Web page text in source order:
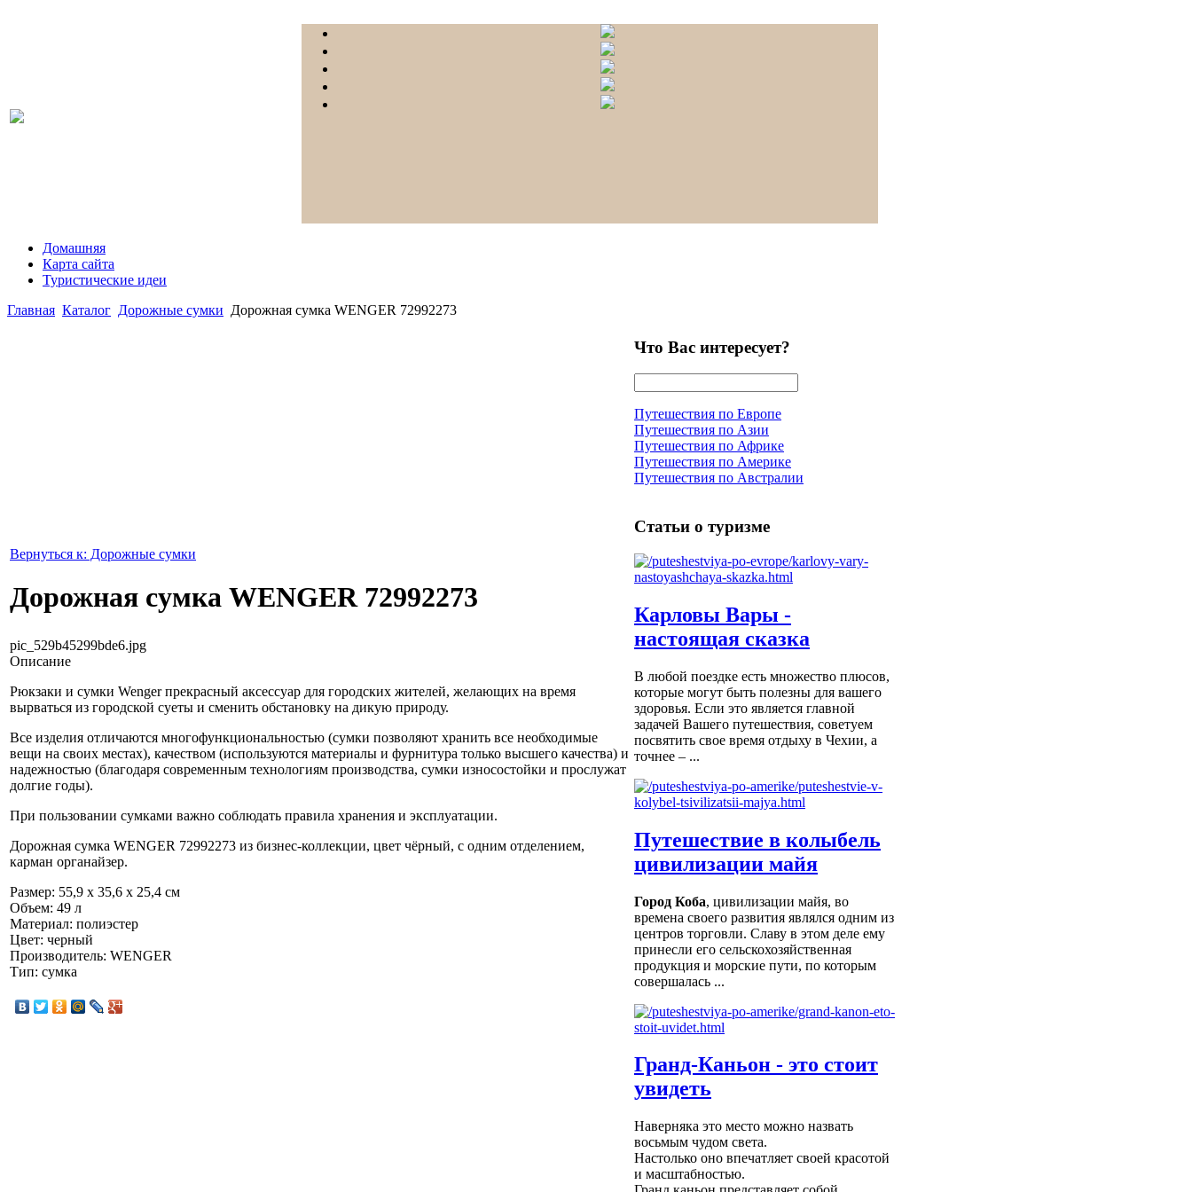
Домашняя
Карта сайта
Туристические идеи
Главная Каталог Дорожные сумки Дорожная сумка WENGER 72992273
Вернуться к: Дорожные сумки
Дорожная сумка WENGER 72992273
pic_529b45299bde6.jpg
Описание
Рюкзаки и сумки Wenger прекрасный аксессуар для городских жителей, желающих на время
вырваться из городской суеты и сменить обстановку на дикую природу.
Все изделия отличаются многофункциональностью (сумки позволяют хранить все необходимые
вещи на своих местах), качеством (используются материалы и фурнитура только высшего качества) и
надежностью (благодаря современным технологиям производства, сумки износостойки и прослужат
долгие годы).
При пользовании сумками важно соблюдать правила хранения и эксплуатации.
Дорожная сумка WENGER 72992273 из бизнес-коллекции, цвет чёрный, с одним отделением,
карман органайзер.
Размер: 55,9 x 35,6 x 25,4 см
Объем: 49 л
Материал: полиэстер
Цвет: черный
Производитель: WENGER
Тип: сумка
Что Вас интересует?
Путешествия по Европе
Путешествия по Азии
Путешествия по Африке
Путешествия по Америке
Путешествия по Австралии
Статьи о туризме
Карловы Вары -
настоящая сказка
В любой поездке есть множество плюсов,
которые могут быть полезны для вашего
здоровья. Если это является главной
задачей Вашего путешествия, советуем
посвятить свое время отдыху в Чехии, а
точнее – ...
Путешествие в колыбель
цивилизации майя
Город Коба, цивилизации майя, во
времена своего развития являлся одним из
центров торговли. Славу в этом деле ему
принесли его сельскохозяйственная
продукция и морские пути, по которым
совершалась ...
Гранд-Каньон - это стоит
увидеть
Наверняка это место можно назвать
восьмым чудом света.
Настолько оно впечатляет своей красотой
и масштабностью.